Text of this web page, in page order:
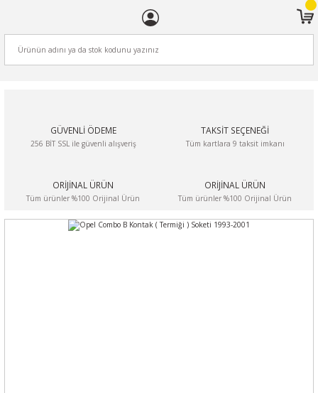
GÜVENLİ ÖDEME
256 BİT SSL ile güvenli alışveriş
TAKSİT SEÇENEĞİ
Tüm kartlara 9 taksit imkanı
ORİJİNAL ÜRÜN
Tüm ürünler %100 Orijinal Ürün
ORİJİNAL ÜRÜN
Tüm ürünler %100 Orijinal Ürün